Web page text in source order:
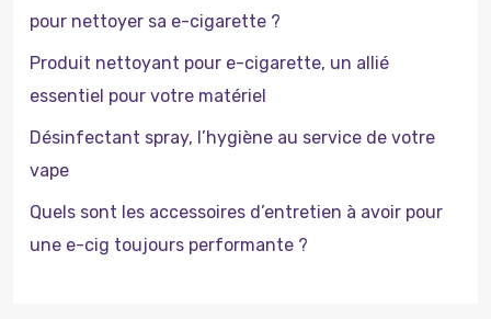
pour nettoyer sa e-cigarette ?
Produit nettoyant pour e-cigarette, un allié
essentiel pour votre matériel
Désinfectant spray, l’hygiène au service de votre
vape
Quels sont les accessoires d’entretien à avoir pour
une e-cig toujours performante ?